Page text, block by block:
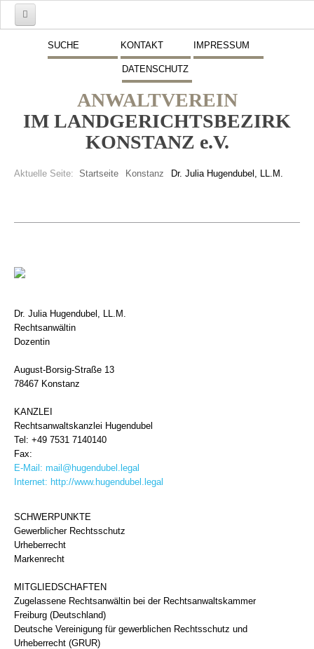
SUCHE KONTAKT IMPRESSUM
DATENSCHUTZ
ANWALTVEREIN
IM LANDGERICHTSBEZIRK
KONSTANZ e.V.
Aktuelle Seite: Startseite Konstanz Dr. Julia Hugendubel, LL.M.
Schwerpunkte
Beitritt zum Verein
Dr. Julia Hugendubel, LL.M.
Rechtsanwältin
Dozentin
August-Borsig-Straße 13
78467 Konstanz
KANZLEI
Rechtsanwaltskanzlei Hugendubel
Tel: +49 7531 7140140
Fax:
E-Mail: mail@hugendubel.legal
Internet: http://www.hugendubel.legal
SCHWERPUNKTE
Gewerblicher Rechtsschutz
Urheberrecht
Markenrecht
MITGLIEDSCHAFTEN
Zugelassene Rechtsanwältin bei der Rechtsanwaltskammer
Freiburg (Deutschland)
Deutsche Vereinigung für gewerblichen Rechtsschutz und
Urheberrecht (GRUR)